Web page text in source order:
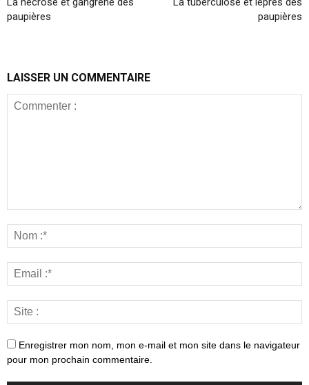
paupières
paupières
LAISSER UN COMMENTAIRE
Enregistrer mon nom, mon e-mail et mon site dans le navigateur
pour mon prochain commentaire.